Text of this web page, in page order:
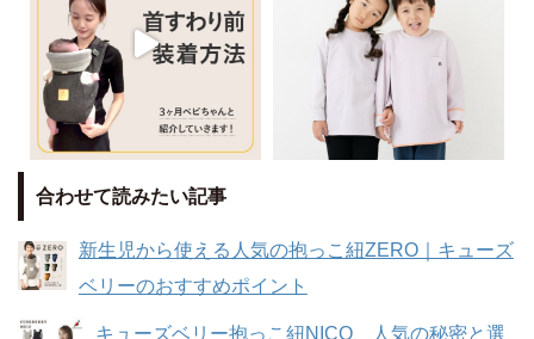
合わせて読みたい記事
新生児から使える人気の抱っこ紐ZERO｜キューズ
ベリーのおすすめポイント
キューズベリー抱っこ紐NICO、人気の秘密と選